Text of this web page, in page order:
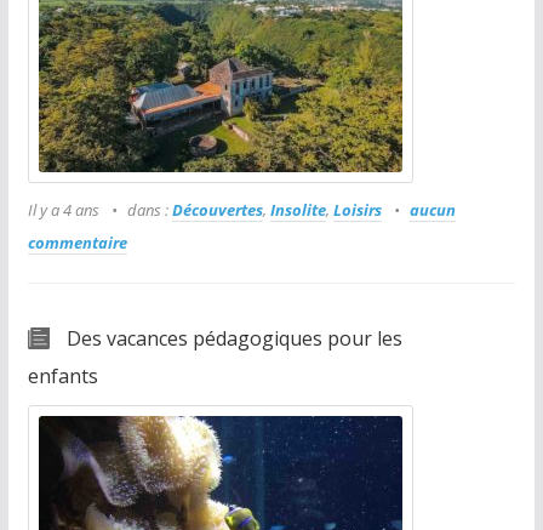
Il y a 4 ans dans :Découvertes, Insolite, Loisirs
aucun
commentaire
Des vacances pédagogiques pour les
enfants